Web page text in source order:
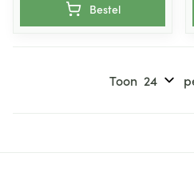
Bestel
Toon